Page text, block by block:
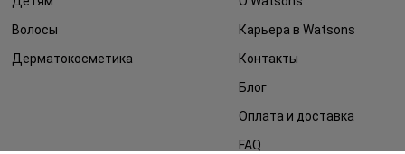
Волосы
Дерматокосметика
Карьера в Watsons
Контакты
Блог
Оплата и доставка
FAQ